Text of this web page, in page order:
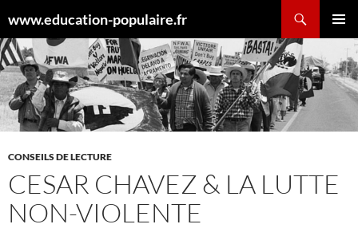
au
contenu
www.education-populaire.fr
CONSEILS DE LECTURE
CESAR CHAVEZ & LA LUTTE
NON-VIOLENTE